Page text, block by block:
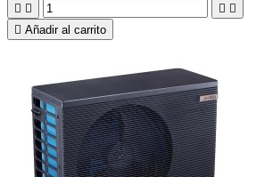
   
 Añadir al carrito